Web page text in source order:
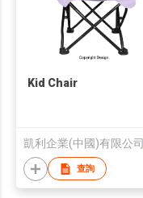
Kid Chair
凱利企業(中國)有限公司
查詢